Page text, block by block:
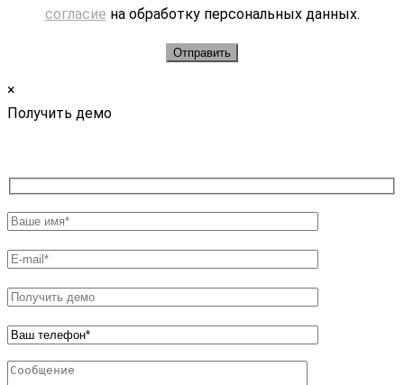
согласие на обработку персональных данных.
×
Получить демо